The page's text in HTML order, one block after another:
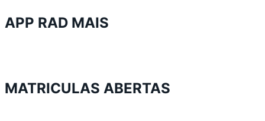
APP RAD MAIS
MATRICULAS ABERTAS